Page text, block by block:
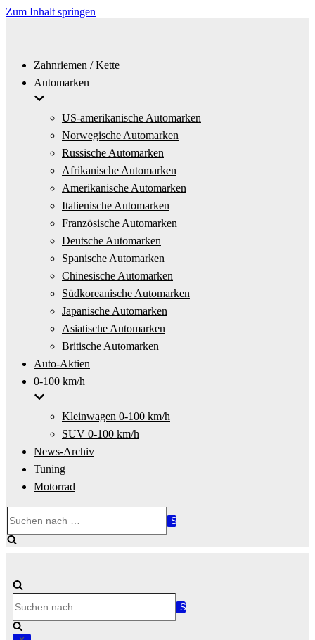
Zum Inhalt springen
Zahnriemen / Kette
Automarken
US-amerikanische Automarken
Norwegische Automarken
Russische Automarken
Afrikanische Automarken
Amerikanische Automarken
Italienische Automarken
Französische Automarken
Deutsche Automarken
Spanische Automarken
Chinesische Automarken
Südkoreanische Automarken
Japanische Automarken
Asiatische Automarken
Britische Automarken
Auto-Aktien
0-100 km/h
Kleinwagen 0-100 km/h
SUV 0-100 km/h
News-Archiv
Tuning
Motorrad
nach …
nach …